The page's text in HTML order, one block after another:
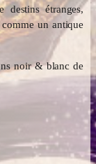
destins étranges,
un antique
noir & blanc de